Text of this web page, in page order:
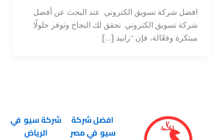
افضل شركة تسويق الكتروني عند البحث عن أفضل
شركة تسويق الكتروني تحقق لك النجاح وتوفر حلولًا
مبتكرة وفعّالة، فإن “رابيد […]
افضل شركة
سيو في مصر
شركة سيو في
الرياض